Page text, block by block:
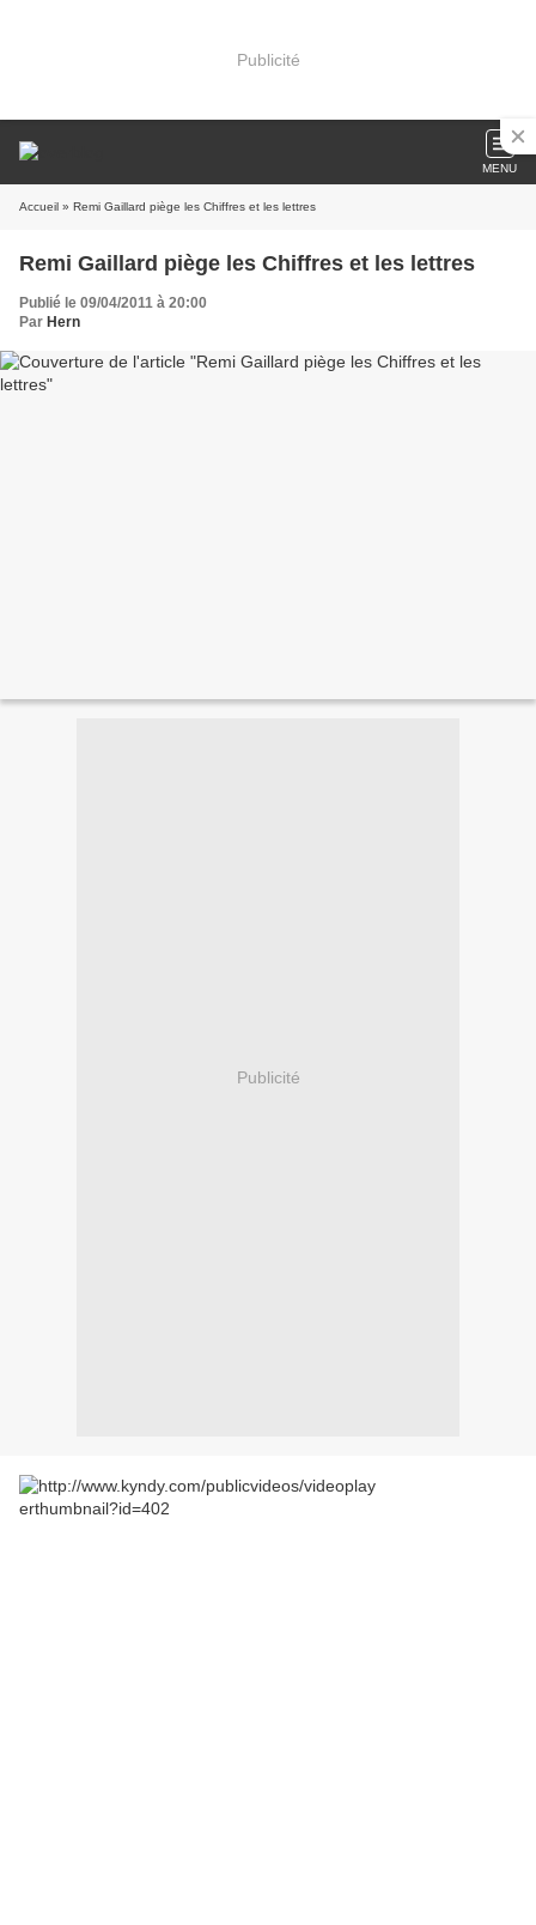
Publicité
MENU
Accueil » Remi Gaillard piège les Chiffres et les lettres
Remi Gaillard piège les Chiffres et les lettres
Publié le 09/04/2011 à 20:00
Par Hern
Publicité